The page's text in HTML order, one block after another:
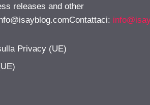
releases and other
:
Privacy (UE)